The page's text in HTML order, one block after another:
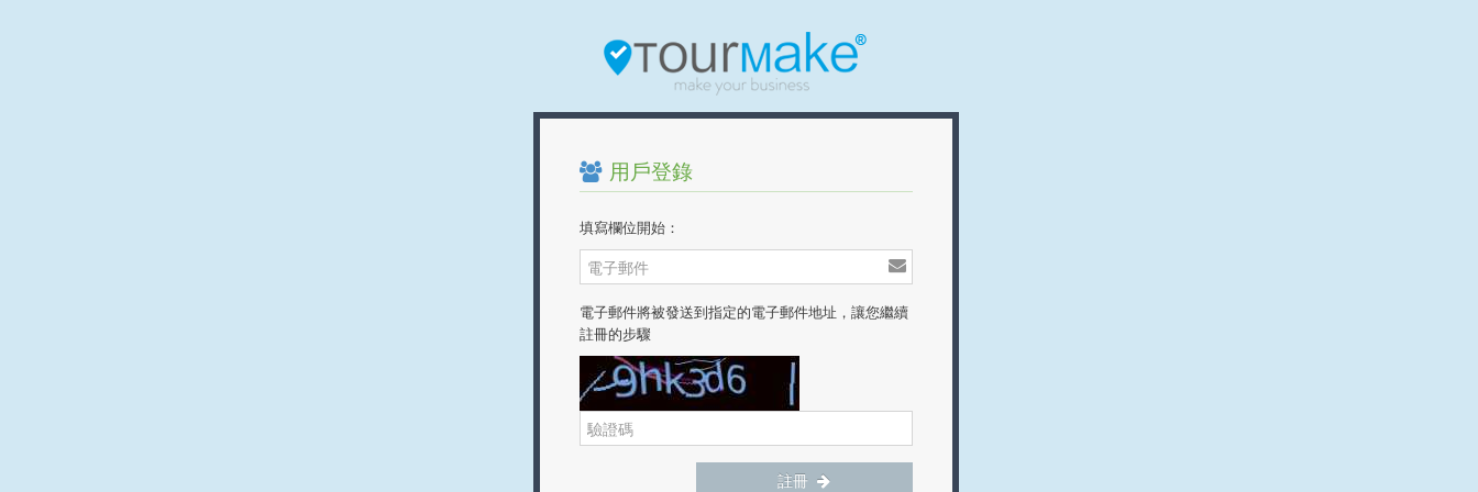
用戶登錄
填寫欄位開始：
電子郵件將被發送到指定的電子郵件地址，讓您繼續
註冊的步驟
註冊